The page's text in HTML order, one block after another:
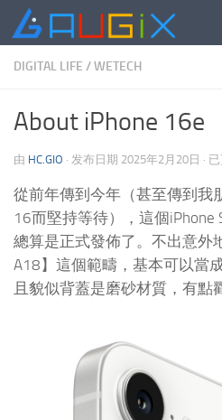
跳至内容
DIGITAL LIFE /WETECH
About iPhone 16e
由 HC.GIO · 发布日期 2025年2月20日 ·
從前年傳到今年（甚至傳到我
16而堅持等待），這個iPhone
總算是正式發佈了。不出意外
A18】這個範疇，基本可以當
且貌似背蓋是磨砂材質，有點